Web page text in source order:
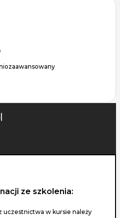
ze szkolenia:
uczestnictwa w kursie należy